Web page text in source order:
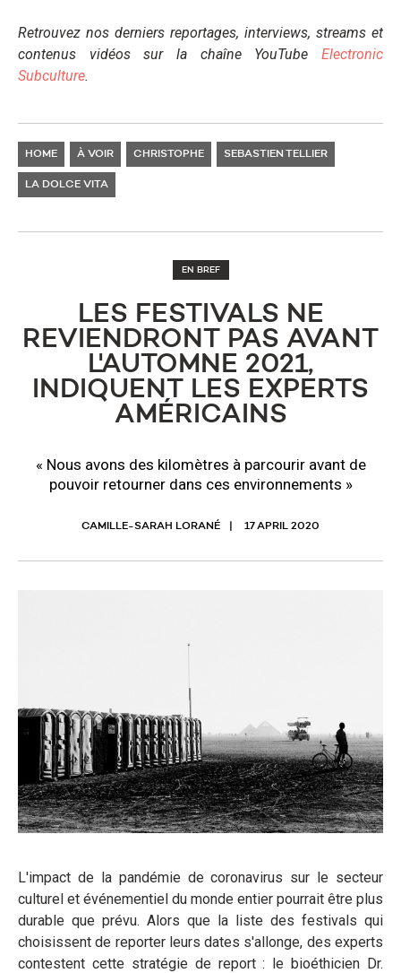
Retrouvez nos derniers reportages, interviews, streams et
contenus vidéos sur la chaîne YouTube Electronic
Subculture.
HOME À VOIR CHRISTOPHE SEBASTIEN TELLIER
LA DOLCE VITA
EN BREF
LES FESTIVALS NE
REVIENDRONT PAS AVANT
L'AUTOMNE 2021,
INDIQUENT LES EXPERTS
AMÉRICAINS
« Nous avons des kilomètres à parcourir avant de
pouvoir retourner dans ces environnements »
CAMILLE-SARAH LORANÉ 17 APRIL 2020
L'impact de la pandémie de coronavirus sur le secteur
culturel et événementiel du monde entier pourrait être plus
durable que prévu. Alors que la liste des festivals qui
choisissent de reporter leurs dates s'allonge, des experts
contestent cette stratégie de report : le bioéthicien Dr.